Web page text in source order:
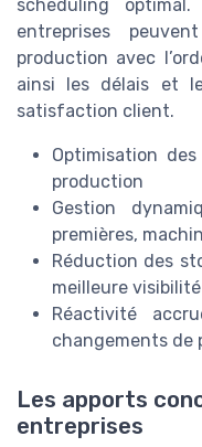
scheduling
entreprises
production avec
ainsi les délais et
satisfaction client.
Optimisation
production
Gestion
premières,
Réduction des
meilleure
Réactivité
changements de
Les apports
entreprises